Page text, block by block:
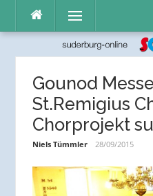
Inhalt
Menü
Gounod
St.Remigius
Chorprojekt
Niels Tümmler 28/09/2015